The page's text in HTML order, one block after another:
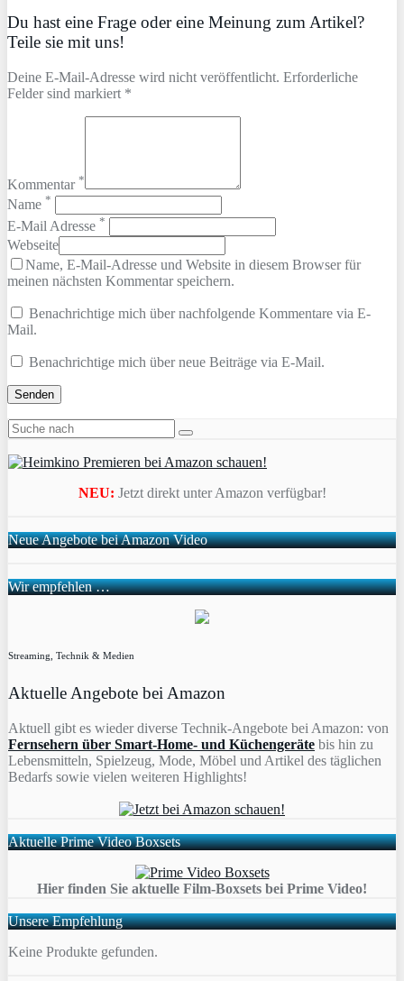
Du hast eine Frage oder eine Meinung zum Artikel?
Teile sie mit uns!
Deine E-Mail-Adresse wird nicht veröffentlicht. Erforderliche
Felder sind markiert *
Kommentar *
Name *
E-Mail Adresse *
Webseite
Name, E-Mail-Adresse und Website in diesem Browser für
meinen nächsten Kommentar speichern.
Benachrichtige mich über nachfolgende Kommentare via E-
Mail.
Benachrichtige mich über neue Beiträge via E-Mail.
NEU: Jetzt direkt unter Amazon verfügbar!
Neue Angebote bei Amazon Video
Wir empfehlen …
Streaming, Technik & Medien
Aktuelle Angebote bei Amazon
Aktuell gibt es wieder diverse Technik-Angebote bei Amazon: von
Fernsehern über Smart-Home- und Küchengeräte bis hin zu
Lebensmitteln, Spielzeug, Mode, Möbel und Artikel des täglichen
Bedarfs sowie vielen weiteren Highlights!
Aktuelle Prime Video Boxsets
Hier finden Sie aktuelle Film-Boxsets bei Prime Video!
Unsere Empfehlung
Keine Produkte gefunden.